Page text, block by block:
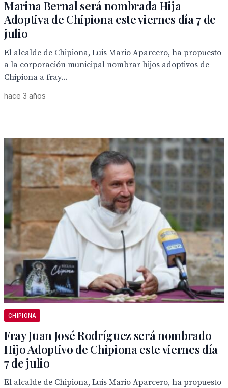
Marina Bernal será nombrada Hija
Adoptiva de Chipiona este viernes día 7 de
julio
El alcalde de Chipiona, Luis Mario Aparcero, ha propuesto
a la corporación municipal nombrar hijos adoptivos de
Chipiona a fray...
hace 3 años
CHIPIONA
Fray Juan José Rodríguez será nombrado
Hijo Adoptivo de Chipiona este viernes día
7 de julio
El alcalde de Chipiona, Luis Mario Aparcero, ha propuesto